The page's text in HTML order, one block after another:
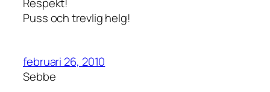
Puss och trevlig helg!
februari 26, 2010
Sebbe